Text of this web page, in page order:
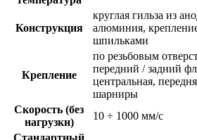
Конструкция
круглая гильза из
алюминия,
шпильками
Крепление
по резьбовым
передний / задний
центральная,
шарниры
Скорость (без
нагрузки)
10 ÷ 1000 мм/с
Стандартный